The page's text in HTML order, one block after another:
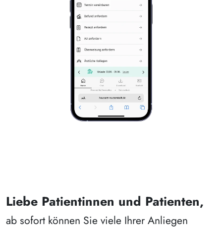
Liebe Patientinnen und Patienten,
ab sofort können Sie viele Ihrer Anliegen